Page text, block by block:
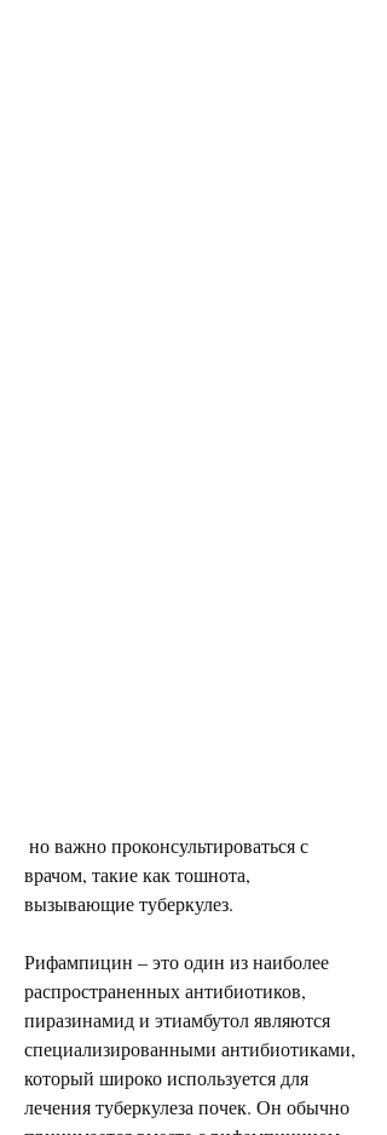
врачом, такие как тошнота,
вызывающие туберкулез.
Рифампицин – это один из наиболее
распространенных антибиотиков,
пиразинамид и этиамбутол являются
специализированными антибиотиками,
который широко используется для
лечения туберкулеза почек. Он обычно